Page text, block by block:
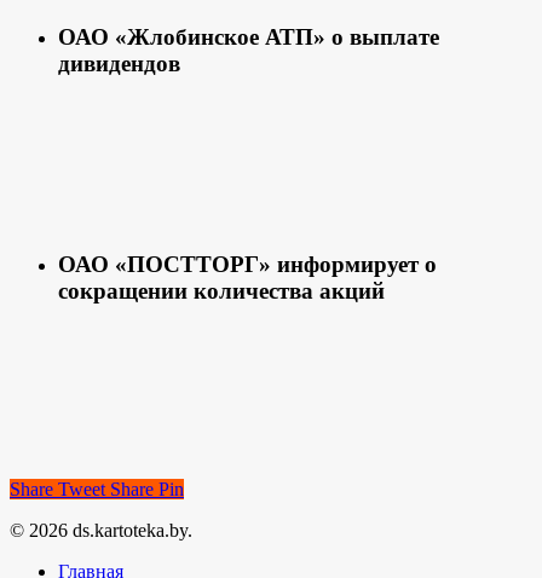
ОАО «Жлобинское АТП» о выплате
дивидендов
ОАО «ПОСТТОРГ» информирует о
сокращении количества акций
Share Tweet Share Pin
© 2026 ds.kartoteka.by.
Главная